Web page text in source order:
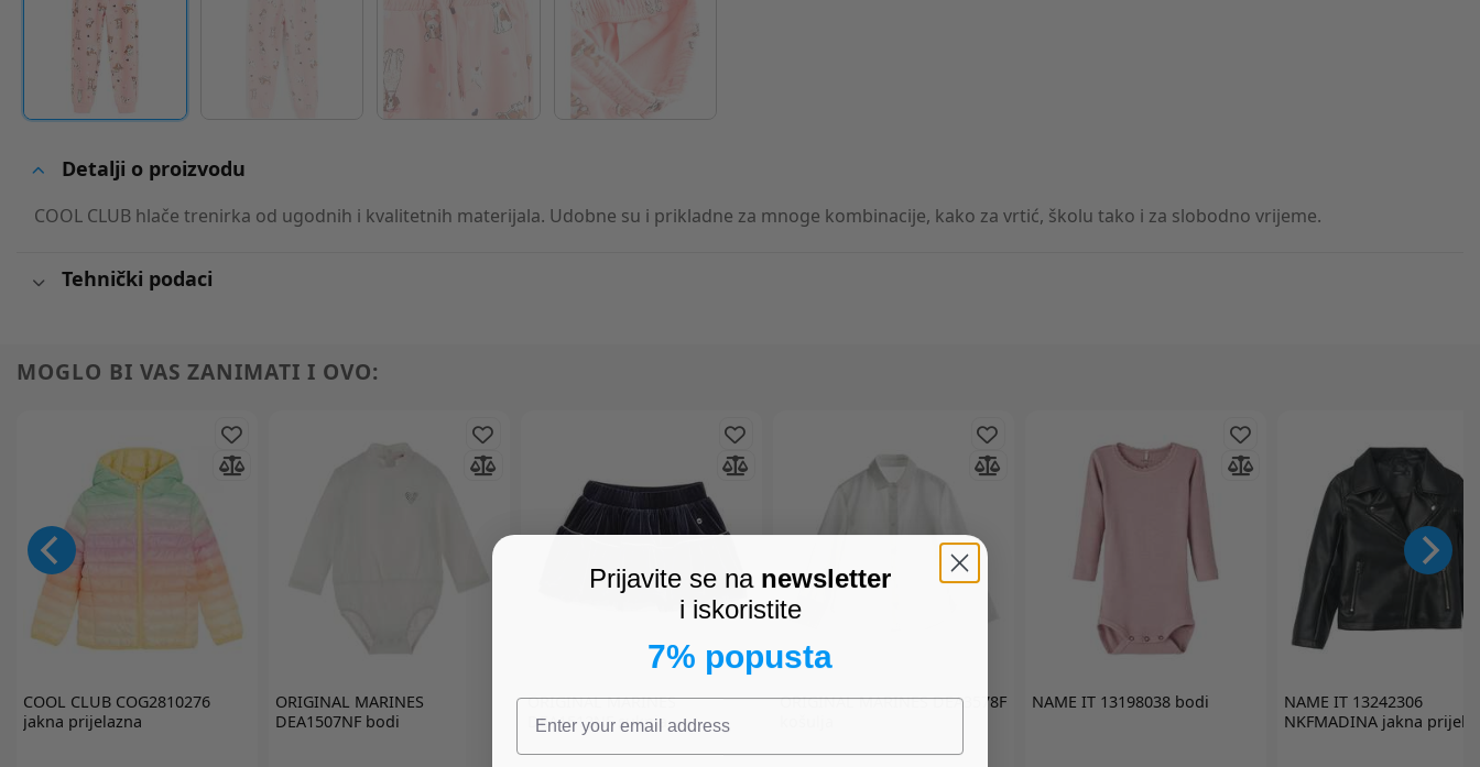
Detalji o proizvodu
COOL CLUB hlače trenirka od ugodnih i kvalitetnih materijala. Udobne su i prikladne za mnoge kombinacije, kako za vrtić, školu tako i za slobodno vrijeme.
Tehnički podaci
MOGLO BI VAS ZANIMATI I OVO:
COOL CLUBCOG2810276
jakna prijelazna
ORIGINAL MARINES
DEA1507NF bodi
ORIGINAL MARINES
DEA1512NF suknja
ORIGINAL MARINESDEA3578F
NAME IT13198038 bodi NAME IT13242306
NKFMADINA jakna
Prijavite se na newsletter
i iskoristite
7% popusta